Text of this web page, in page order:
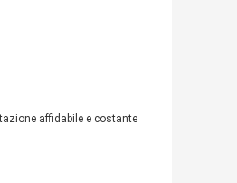
affidabile e costante